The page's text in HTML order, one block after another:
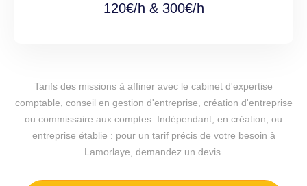
120€/h & 300€/h
Tarifs des missions à affiner avec le cabinet d'expertise
comptable, conseil en gestion d'entreprise, création d'entreprise
ou commissaire aux comptes. Indépendant, en création, ou
entreprise établie : pour un tarif précis de votre besoin à
Lamorlaye, demandez un devis.